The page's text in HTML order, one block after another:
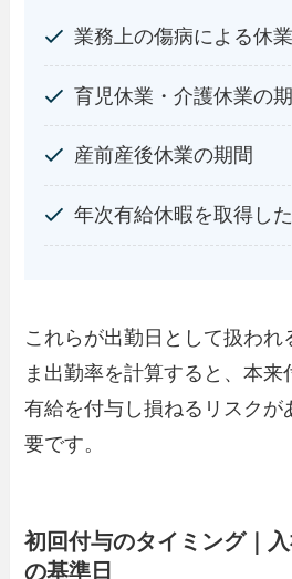
業務上の傷病による休
育児休業・介護休業の
産前産後休業の期間
年次有給休暇を取得し
これらが出勤日として扱われ
ま出勤率を計算すると、本来
有給を付与し損ねるリスクが
要です。
初回付与のタイミング｜
の基準日